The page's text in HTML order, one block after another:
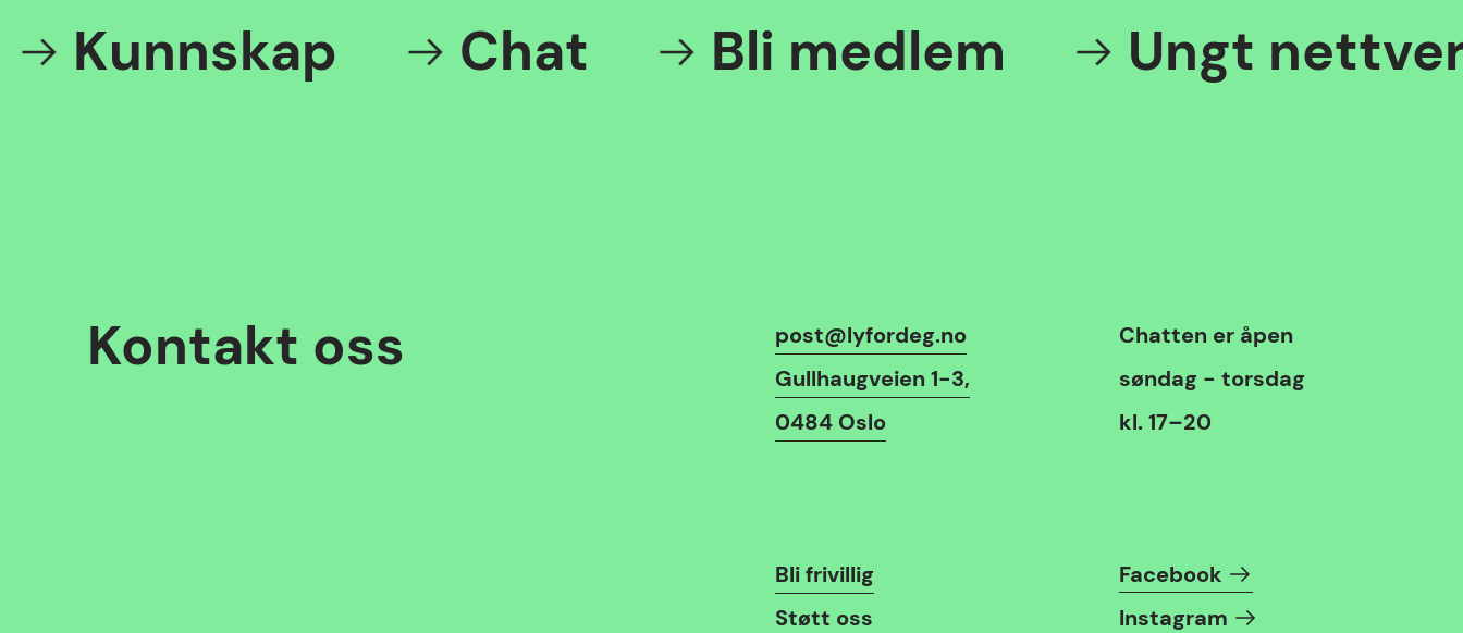
Chat Bli medlem Ungt nettverk
Kontakt oss Kontaktinfo
post@lyfordeg.no
Gullhaugveien 1-3,
0484 Oslo
Chat
Chatten er åpen
søndag - torsdag
kl. 17–20
Lenker
Bli frivillig
Støtt oss
Følg oss i sosiale medier
Facebook
Instagram